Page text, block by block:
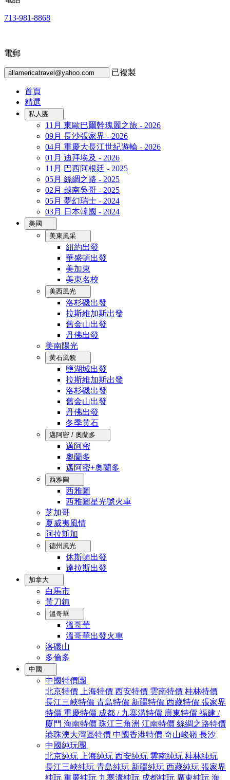
713-981-8868
電郵
allamericatravel@yahoo.com 已複製
首頁
精選
私人團
11月 東歐巴爾幹瑰麗之旅 - 2026
09月 長沙張家界 - 2026
04月 重慶大長江世紀遊輪 - 2026
01月 迪拜埃及 - 2026
11月 巴西阿根廷 - 2025
05月 絲綢之路 - 2025
02月 越南吳哥 - 2025
05月 夢幻瑞士 - 2024
03月 日本韓國 - 2024
美國
美東風采
紐約出發
華盛頓出發
美加東
美東名校
美西風光
洛杉磯出發
拉斯維加斯出發
舊金山出發
丹佛出發
美南陽光
黃石風貌
鹽湖城出發
拉斯維加斯出發
洛杉磯出發
舊金山出發
丹佛出發
冬季黃石
邁阿密 / 奧蘭多
邁阿密
奧蘭多
邁阿密+奧蘭多
西雅圖
西雅圖
西雅圖星光號火車
芝加哥
夏威夷風情
阿拉斯加
德州風光
休斯頓出發
達拉斯出發
加拿大
白馬市
黃刀鎮
溫哥華
溫哥華
溫哥華出發火車
洛磯山
多倫多
中國
中國特價團
北京特價
上海特價 西安特價 雲南特價 桂林特價
長江三峽特價 青島特價 新疆特價 西藏特價 張家界
特價 重慶特價 成都 / 九寨溝特價 廣東特價 福建 /
廈門 海南特價 珠江三角洲 江南特價 絲綢之路特價
港珠澳大灣區特價 中國香港特價 奇山峻嶺 長沙
中國純玩團
北京純玩
上海純玩 西安純玩 雲南純玩 桂林純玩
長江三峽純玩 青島純玩 新疆純玩 西藏純玩 張家界
純玩 重慶純玩 九寨溝純玩 成都純玩 廣東純玩 海